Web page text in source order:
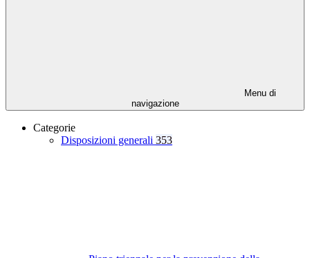
Menu di
navigazione
Categorie
Disposizioni generali 353